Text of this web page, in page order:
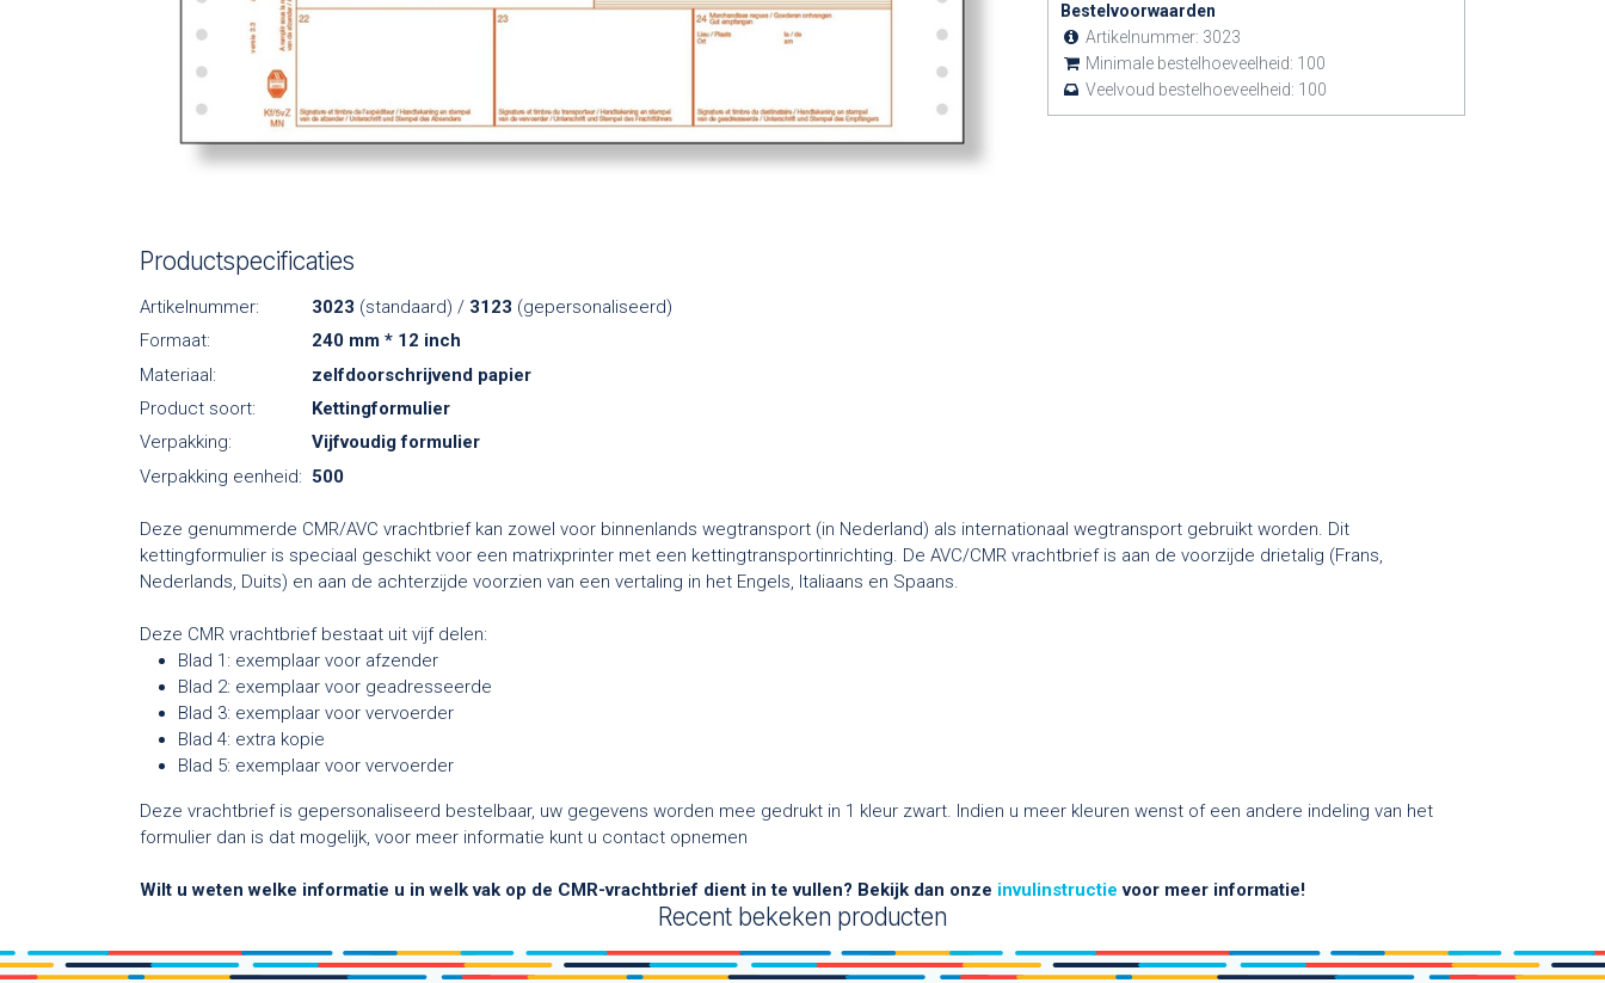
Bestelvoorwaarden
Artikelnummer: 3023
Minimale bestelhoeveelheid: 100
Veelvoud bestelhoeveelheid: 100
Productspecificaties
Artikelnummer: 3023 (standaard) / 3123 (gepersonaliseerd)
Formaat:
240 mm * 12 inch
Materiaal:
zelfdoorschrijvend papier
Product soort:
Kettingformulier
Verpakking:
Vijfvoudig formulier
Verpakking eenheid: 500
Deze genummerde CMR/AVC vrachtbrief kan zowel voor binnenlands wegtransport (in Nederland) als internationaal wegtransport gebruikt worden. Dit
kettingformulier is speciaal geschikt voor een matrixprinter met een kettingtransportinrichting. De AVC/CMR vrachtbrief is aan de voorzijde drietalig (Frans,
Nederlands, Duits) en aan de achterzijde voorzien van een vertaling in het Engels, Italiaans en Spaans.
Deze CMR vrachtbrief bestaat uit vijf delen:
Blad 1: exemplaar voor afzender
Blad 2: exemplaar voor geadresseerde
Blad 3: exemplaar voor vervoerder
Blad 4: extra kopie
Blad 5: exemplaar voor vervoerder
Deze vrachtbrief is gepersonaliseerd bestelbaar, uw gegevens worden mee gedrukt in 1 kleur zwart. Indien u meer kleuren wenst of een andere indeling van het
formulier dan is dat mogelijk, voor meer informatie kunt u contact opnemen
Wilt u weten welke informatie u in welk vak op de CMR-vrachtbrief dient in te vullen? Bekijk dan onze invulinstructievoor meer informatie!
Recent bekeken producten